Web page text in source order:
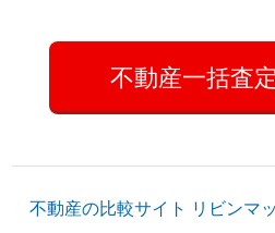
不動産一括査
不動産の比較サイト リビンマ